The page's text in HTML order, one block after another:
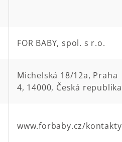
FOR BABY, spol. s r.o.
Michelská 18/12a, Praha
4, 14000, Česká republika
www.forbaby.cz/kontakty